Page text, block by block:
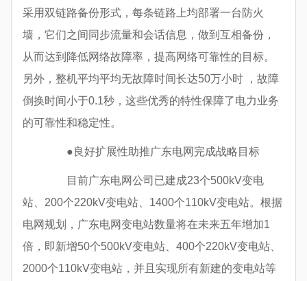
采用双链路备份形式，每条链路上均部署一台防火
墙，它们之间同步流量和会话信息，做到互相备份，
从而达到降低网络故障率，提高网络可靠性的目标。
另外，整机平均平均无故障时间长达50万小时 ，故障
倒换时间小于0.1秒，这些优秀的特性保障了电力业务
的可靠性和稳定性。
●良好扩展性助推广东电网完成战略目标
目前广东电网公司已建成23个500kV变电
站、200个220kV变电站、1400个110kV变电站。根据
电网规划，广东电网变电站数量将在未来五年增加1
倍，即新增50个500kV变电站、400个220kV变电站、
2000个110kV变电站，并且实现所有新建的变电站等